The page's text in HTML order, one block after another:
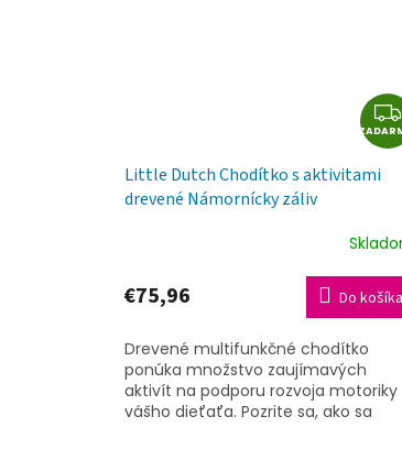
Little Dutch Chodítko s aktivitami
drevené Námornícky záliv
€75,96 Do košíka
Drevené multifunkčné chodítko
ponúka množstvo zaujímavých
aktivít na podporu rozvoja motoriky
vášho dieťaťa. Pozrite sa, ako sa